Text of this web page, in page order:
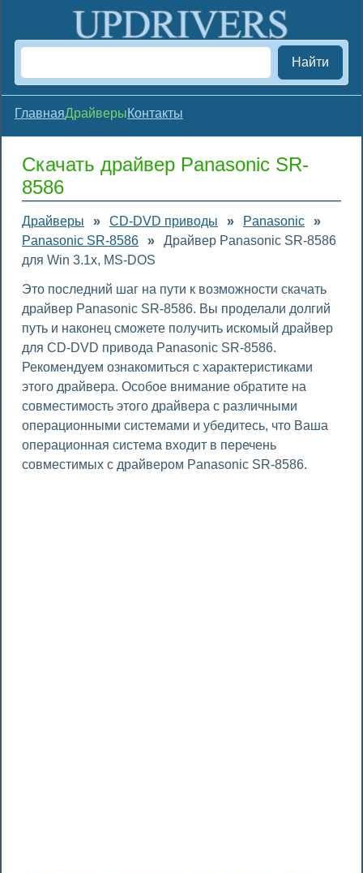
Найти
ГлавнаяДрайверыКонтакты
Скачать драйвер Panasonic SR-
8586
Драйверы » CD-DVD приводы » Panasonic
»
Panasonic SR-8586
»
Драйвер Panasonic SR-8586
для Win 3.1x, MS-DOS
Это последний шаг на пути к возможности скачать
драйвер Panasonic SR-8586. Вы проделали долгий
путь и наконец сможете получить искомый драйвер
для CD-DVD привода Panasonic SR-8586.
Рекомендуем ознакомиться с характеристиками
этого драйвера. Особое внимание обратите на
совместимость этого драйвера с различными
операционными системами и убедитесь, что Ваша
операционная система входит в перечень
совместимых с драйвером Panasonic SR-8586.